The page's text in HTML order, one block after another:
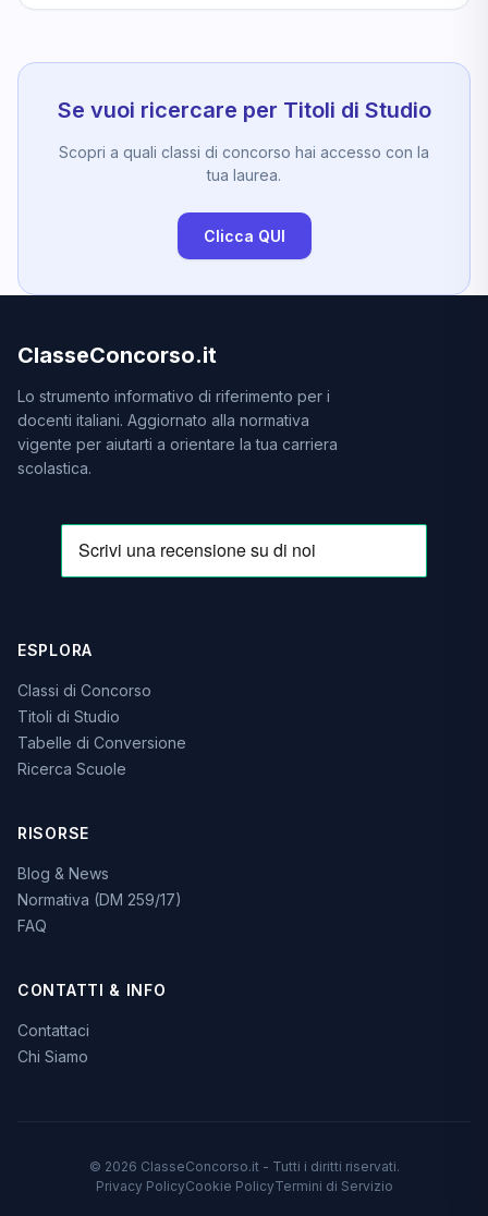
Se vuoi ricercare per Titoli di Studio
Scopri a quali classi di concorso hai accesso con la
tua laurea.
Clicca QUI
ClasseConcorso.it
Lo strumento informativo di riferimento per i
docenti italiani. Aggiornato alla normativa
vigente per aiutarti a orientare la tua carriera
scolastica.
ESPLORA
Classi di Concorso
Titoli di Studio
Tabelle di Conversione
Ricerca Scuole
RISORSE
Blog & News
Normativa (DM 259/17)
FAQ
CONTATTI & INFO
Contattaci
Chi Siamo
© 2026 ClasseConcorso.it - Tutti i diritti riservati.
Privacy PolicyCookie PolicyTermini di Servizio